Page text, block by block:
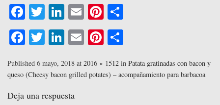
Fa
ce
bo
ok
T
wi
tte
r
Li
nk
ed
In
E
m
ail
Pi
nt
er
es
t
pa
rti
Fa
bo
ok
T
tte
r
Li
ed
In
E
ail
Pi
er
es
m
pa
Published 6 mayo, 2018 at 2016 × 1512 in Patata gratinadas con bacon y
queso (Cheesy bacon grilled potates) – acompañamiento para barbacoa
Deja una respuesta